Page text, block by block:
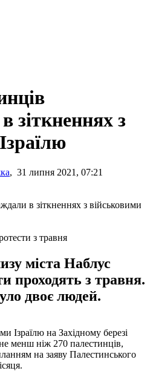
зіткненнях з
, 31 липня 2021, 07:21
з травня
міста Наблус
проходять з травня.
двоє людей.
Ізраїлю на Західному березі
менш ніж 270 палестинців,
на заяву Палестинського